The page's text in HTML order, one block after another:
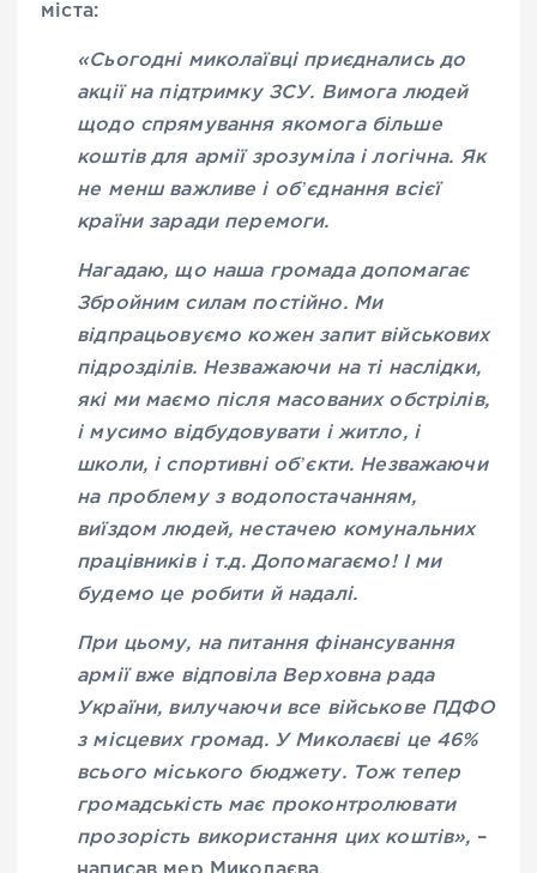
міста:
«Сьогодні миколаївці приєднались до
акції на підтримку ЗСУ. Вимога людей
щодо спрямування якомога більше
коштів для армії зрозуміла і логічна. Як
не менш важливе і обʼєднання всієї
країни заради перемоги.
Нагадаю, що наша громада допомагає
Збройним силам постійно. Ми
відпрацьовуємо кожен запит військових
підрозділів. Незважаючи на ті наслідки,
які ми маємо після масованих обстрілів,
і мусимо відбудовувати і житло, і
школи, і спортивні обʼєкти. Незважаючи
на проблему з водопостачанням,
виїздом людей, нестачею комунальних
працівників і т.д. Допомагаємо! І ми
будемо це робити й надалі.
При цьому, на питання фінансування
армії вже відповіла Верховна рада
України, вилучаючи все військове ПДФО
з місцевих громад. У Миколаєві це 46%
всього міського бюджету. Тож тепер
громадськість має проконтролювати
прозорість використання цих коштів», –